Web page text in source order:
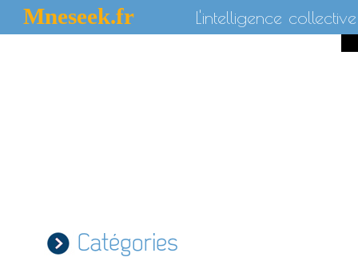
Mneseek.fr L'intelligence collective
Catégories